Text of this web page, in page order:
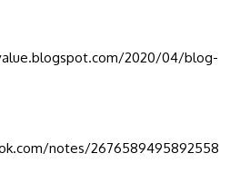
2020/04/blog-
notes/2676589495892558